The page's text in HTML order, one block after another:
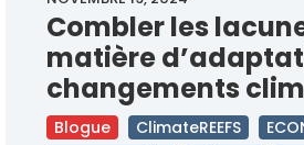
Combler les
matière
changements
Blogue ClimateREEFS